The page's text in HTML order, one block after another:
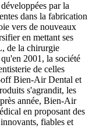
par la
dans la fabrication
vers de nouveaux
en mettant ses
de la chirurgie
2001, la société
de celles
off Bien-Air Dental et
s'agrandit, les
année, Bien-Air
en proposant des
fiables et